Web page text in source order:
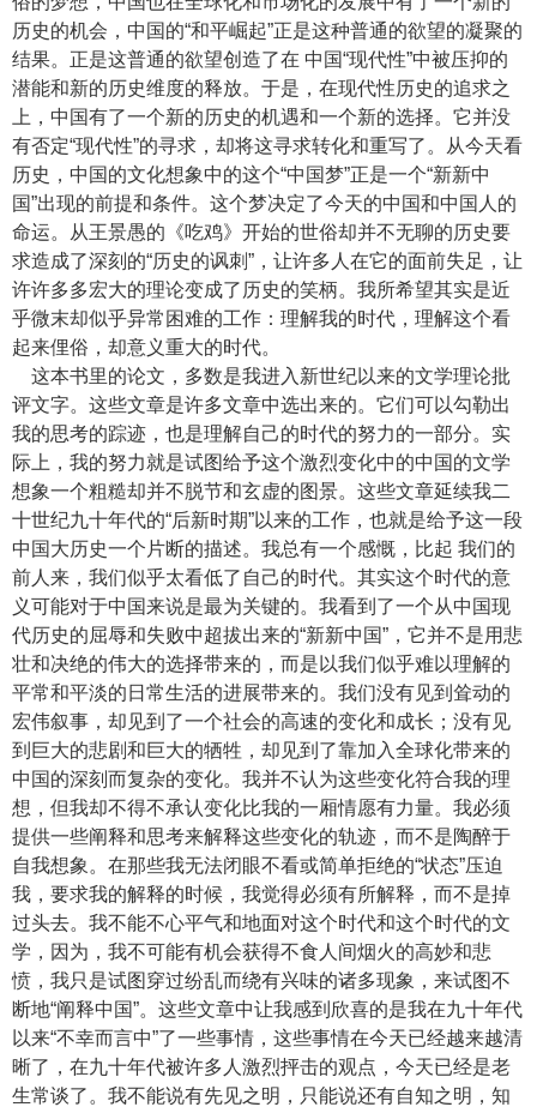
历史的机会，中国的“和平崛起”正是这种普通的欲望的凝聚的
结果。正是这普通的欲望创造了在 中国“现代性”中被压抑的
潜能和新的历史维度的释放。于是，在现代性历史的追求之
上，中国有了一个新的历史的机遇和一个新的选择。它并没
有否定“现代性”的寻求，却将这寻求转化和重写了。从今天看
历史，中国的文化想象中的这个“中国梦”正是一个“新新中
国”出现的前提和条件。这个梦决定了今天的中国和中国人的
命运。从王景愚的《吃鸡》开始的世俗却并不无聊的历史要
求造成了深刻的“历史的讽刺”，让许多人在它的面前失足，让
许许多多宏大的理论变成了历史的笑柄。我所希望其实是近
乎微末却似乎异常困难的工作：理解我的时代，理解这个看
起来俚俗，却意义重大的时代。
这本书里的论文，多数是我进入新世纪以来的文学理论批
评文字。这些文章是许多文章中选出来的。它们可以勾勒出
我的思考的踪迹，也是理解自己的时代的努力的一部分。实
际上，我的努力就是试图给予这个激烈变化中的中国的文学
想象一个粗糙却并不脱节和玄虚的图景。这些文章延续我二
十世纪九十年代的“后新时期”以来的工作，也就是给予这一段
中国大历史一个片断的描述。我总有一个感慨，比起 我们的
前人来，我们似乎太看低了自己的时代。其实这个时代的意
义可能对于中国来说是最为关键的。我看到了一个从中国现
代历史的屈辱和失败中超拔出来的“新新中国”，它并不是用悲
壮和决绝的伟大的选择带来的，而是以我们似乎难以理解的
平常和平淡的日常生活的进展带来的。我们没有见到耸动的
宏伟叙事，却见到了一个社会的高速的变化和成长；没有见
到巨大的悲剧和巨大的牺牲，却见到了靠加入全球化带来的
中国的深刻而复杂的变化。我并不认为这些变化符合我的理
想，但我却不得不承认变化比我的一厢情愿有力量。我必须
提供一些阐释和思考来解释这些变化的轨迹，而不是陶醉于
自我想象。在那些我无法闭眼不看或简单拒绝的“状态”压迫
我，要求我的解释的时候，我觉得必须有所解释，而不是掉
过头去。我不能不心平气和地面对这个时代和这个时代的文
学，因为，我不可能有机会获得不食人间烟火的高妙和悲
愤，我只是试图穿过纷乱而绕有兴味的诸多现象，来试图不
断地“阐释中国”。这些文章中让我感到欣喜的是我在九十年代
以来“不幸而言中”了一些事情，这些事情在今天已经越来越清
晰了，在九十年代被许多人激烈抨击的观点，今天已经是老
生常谈了。我不能说有先见之明，只能说还有自知之明，知